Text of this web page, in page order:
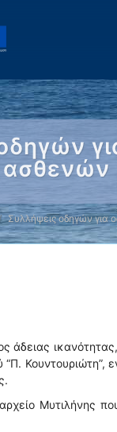
ασθενών
Συλλήψεις οδηγών για
άδειας
Κουντουριώτη”,
Μυτιλήνης